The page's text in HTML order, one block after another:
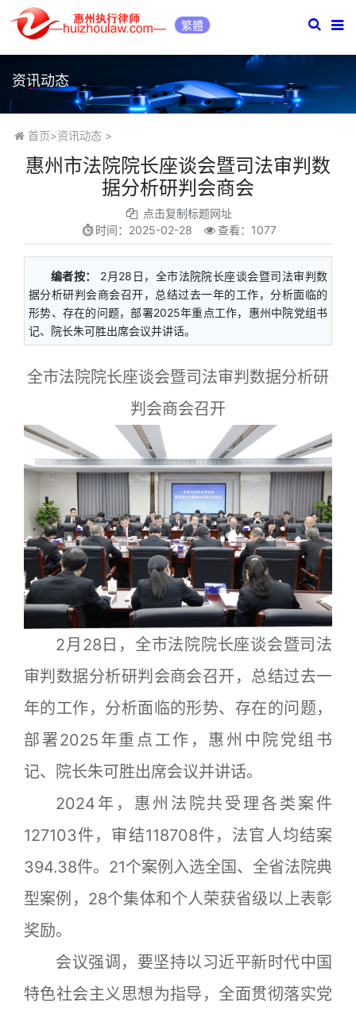
繁體
资讯动态
首页>资讯动态>
惠州市法院院长座谈会暨司法审判数
据分析研判会商会
点击复制标题网址
时间： 2025-02-28 查看：1077
编者按：
2月28日，全市法院院长座谈会暨司法审判数
据分析研判会商会召开，总结过去一年的工作，分析面临的
形势、存在的问题，部署2025年重点工作，惠州中院党组书
记、院长朱可胜出席会议并讲话。
全市法院院长座谈会暨司法审判数据分析研
判会商会召开
2月28日，全市法院院长座谈会暨司法
审判数据分析研判会商会召开，总结过去一
年的工作，分析面临的形势、存在的问题，
部署2025年重点工作，惠州中院党组书
记、院长朱可胜出席会议并讲话。
2024年，惠州法院共受理各类案件
127103件，审结118708件，法官人均结案
394.38件。21个案例入选全国、全省法院典
型案例，28个集体和个人荣获省级以上表彰
奖励。
会议强调，要坚持以习近平新时代中国
特色社会主义思想为指导，全面贯彻落实党